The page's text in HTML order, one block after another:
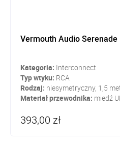
Vermouth Audio
Kategoria: Interconnect
Typ wtyku: RCA
Rodzaj: niesymetryczny, 1,5
Materiał przewodnika: miedź
393,00 zł